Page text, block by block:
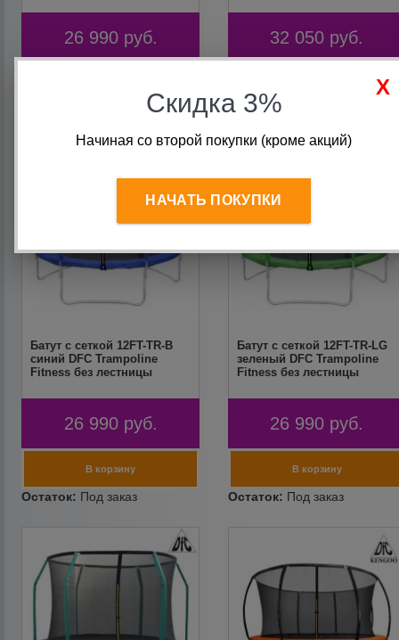
26 990 руб. 32 050 руб.
Батут с сеткой 12FT-TR-B
синий DFC Trampoline
Fitness без лестницы
26 990 руб.
Батут с сеткой 12FT-TR-LG
зеленый DFC Trampoline
Fitness без лестницы
26 990 руб.
Скидка 3%
Начиная со второй покупки (кроме акций)
НАЧАТЬ ПОКУПКИ